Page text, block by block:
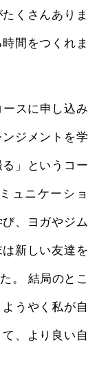
くさんありま
間をつくれま
スに申し込み
ジメントを学
」というコー
ュニケーショ
、ヨガやジム
新しい友達を
。 結局のとこ
うやく私が自
、より良い自